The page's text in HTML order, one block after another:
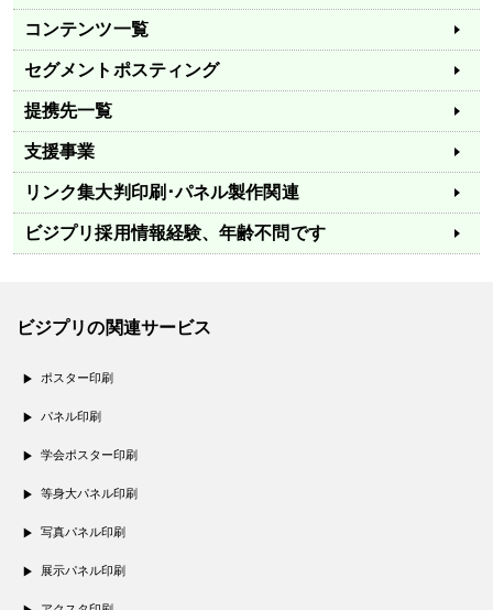
コンテンツ一覧
セグメントポスティング
提携先一覧
支援事業
リンク集大判印刷･パネル製作関連
ビジプリ採用情報経験、年齢不問です
ビジプリの関連サービス
ポスター印刷
パネル印刷
学会ポスター印刷
等身大パネル印刷
写真パネル印刷
展示パネル印刷